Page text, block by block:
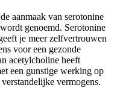
aanmaak van serotonine
genoemd. Serotonine
je meer zelfvertrouwen
voor een gezonde
acetylcholine heeft
een gunstige werking op
vermogens.